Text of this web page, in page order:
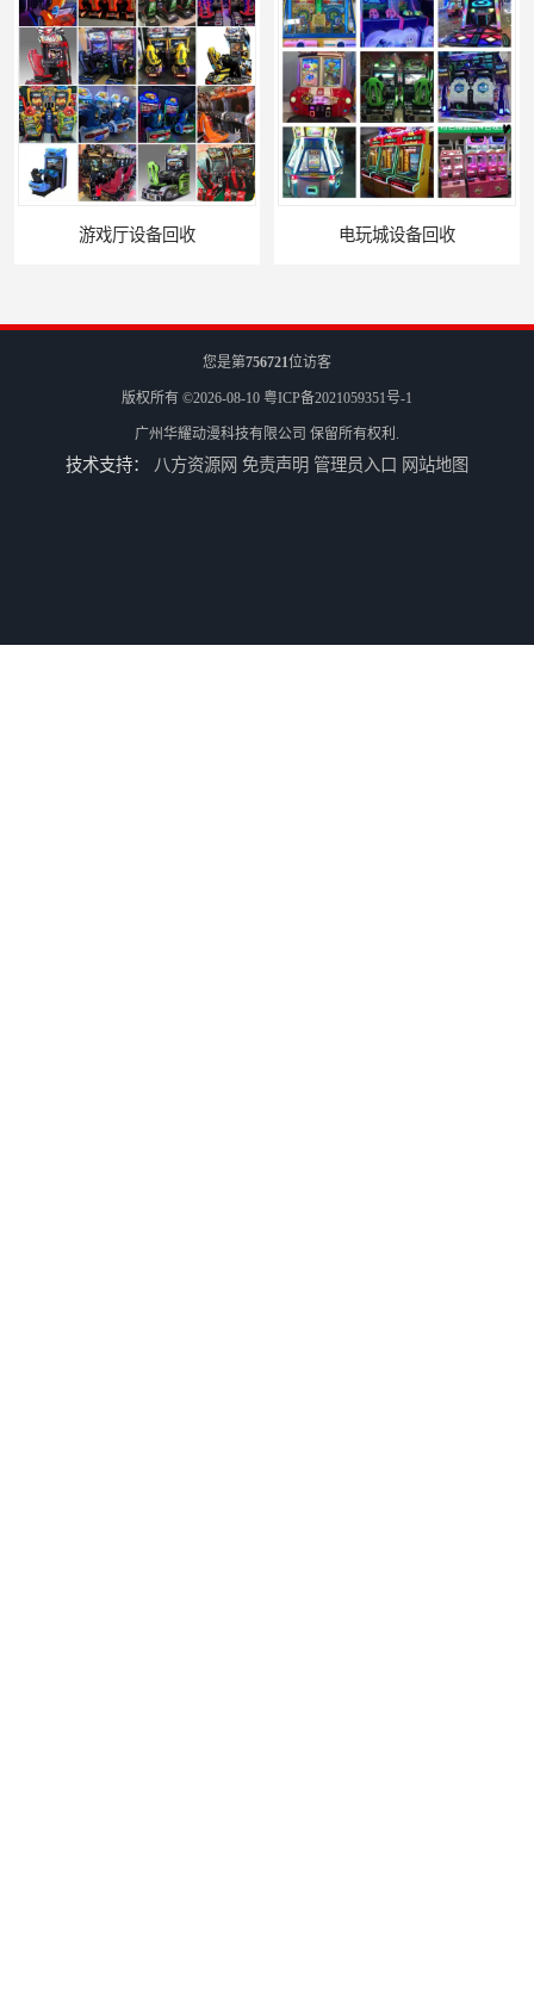
游戏厅设备回收 电玩城设备回收
您是第756721位访客
版权所有 ©2026-08-10 粤ICP备2021059351号-1
广州华耀动漫科技有限公司 保留所有权利.
技术支持： 八方资源网 免责声明 管理员入口 网站地图